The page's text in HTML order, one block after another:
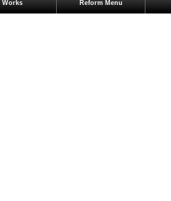
Works Reform Menu